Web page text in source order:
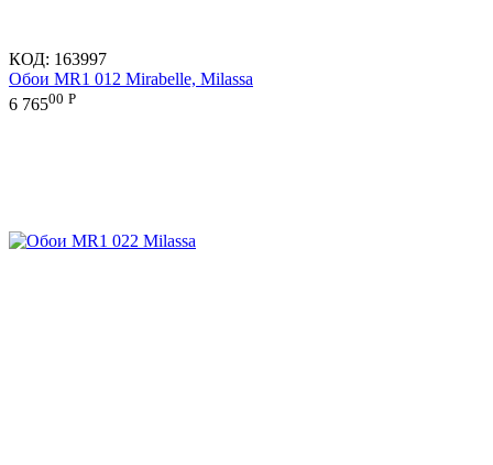
КОД: 163997
Обои MR1 012 Mirabelle, Milassa
6 76500 Р